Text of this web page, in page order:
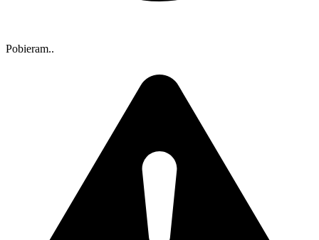
Pobieram..